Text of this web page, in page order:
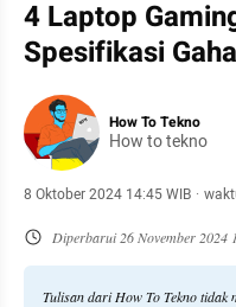
4 Laptop
Spesifikasi
How To Tekno
How to tekno
8 Oktober 2024 14:45 WIB ·
Diperbarui26 November 2024
Tulisan dari How To Tekno